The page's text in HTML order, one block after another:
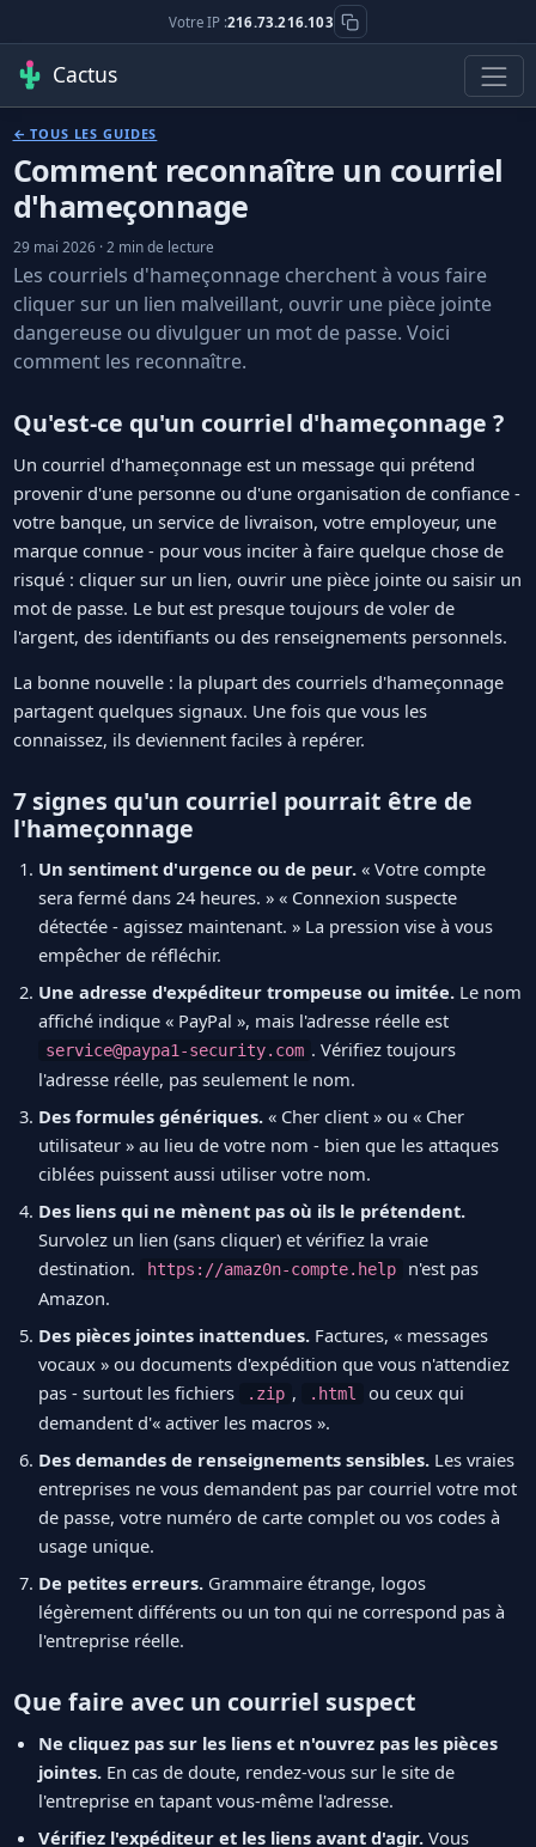
Votre IP :216.73.216.103
Cactus
← TOUS LES GUIDES
Comment reconnaître un courriel
d'hameçonnage
29 mai 2026 · 2 min de lecture
Les courriels d'hameçonnage cherchent à vous faire
cliquer sur un lien malveillant, ouvrir une pièce jointe
dangereuse ou divulguer un mot de passe. Voici
comment les reconnaître.
Qu'est-ce qu'un courriel d'hameçonnage ?
Un courriel d'hameçonnage est un message qui prétend
provenir d'une personne ou d'une organisation de confiance -
votre banque, un service de livraison, votre employeur, une
marque connue - pour vous inciter à faire quelque chose de
risqué : cliquer sur un lien, ouvrir une pièce jointe ou saisir un
mot de passe. Le but est presque toujours de voler de
l'argent, des identifiants ou des renseignements personnels.
La bonne nouvelle : la plupart des courriels d'hameçonnage
partagent quelques signaux. Une fois que vous les
connaissez, ils deviennent faciles à repérer.
7 signes qu'un courriel pourrait être de
l'hameçonnage
Un sentiment d'urgence ou de peur.« Votre compte
sera fermé dans 24 heures. » « Connexion suspecte
détectée - agissez maintenant. » La pression vise à vous
empêcher de réfléchir.
Une adresse d'expéditeur trompeuse ou imitée.Le nom
affiché indique « PayPal », mais l'adresse réelle est
service@paypa1-security.com . Vérifiez toujours
l'adresse réelle, pas seulement le nom.
Des formules génériques.« Cher client » ou « Cher
utilisateur » au lieu de votre nom - bien que les attaques
ciblées puissent aussi utiliser votre nom.
Des liens qui ne mènent pas où ils le prétendent.
Survolez un lien (sans cliquer) et vérifiez la vraie
destination.
https://amaz0n-compte.help
n'est pas
Amazon.
Des pièces jointes inattendues.Factures, « messages
vocaux » ou documents d'expédition que vous n'attendiez
pas - surtout les fichiers
.zip , .html
ou ceux qui
demandent d'« activer les macros ».
Des demandes de renseignements sensibles.Les vraies
entreprises ne vous demandent pas par courriel votre mot
de passe, votre numéro de carte complet ou vos codes à
usage unique.
De petites erreurs.Grammaire étrange, logos
légèrement différents ou un ton qui ne correspond pas à
l'entreprise réelle.
Que faire avec un courriel suspect
Ne cliquez pas sur les liens et n'ouvrez pas les pièces
jointes.En cas de doute, rendez-vous sur le site de
l'entreprise en tapant vous-même l'adresse.
Vérifiez l'expéditeur et les liens avant d'agir.Vous